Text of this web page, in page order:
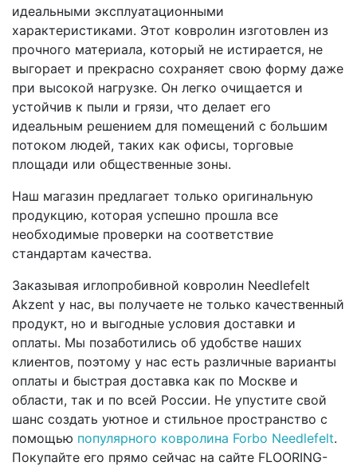
идеальными эксплуатационными
характеристиками. Этот ковролин изготовлен из
прочного материала, который не истирается, не
выгорает и прекрасно сохраняет свою форму даже
при высокой нагрузке. Он легко очищается и
устойчив к пыли и грязи, что делает его
идеальным решением для помещений с большим
потоком людей, таких как офисы, торговые
площади или общественные зоны.
Наш магазин предлагает только оригинальную
продукцию, которая успешно прошла все
необходимые проверки на соответствие
стандартам качества.
Заказывая иглопробивной ковролин Needlefelt
Akzent у нас, вы получаете не только качественный
продукт, но и выгодные условия доставки и
оплаты. Мы позаботились об удобстве наших
клиентов, поэтому у нас есть различные варианты
оплаты и быстрая доставка как по Москве и
области, так и по всей России. Не упустите свой
шанс создать уютное и стильное пространство с
помощью популярного ковролина Forbo Needlefelt.
Покупайте его прямо сейчас на сайте FLOORING-